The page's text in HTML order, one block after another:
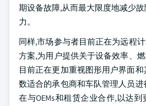
期设备故障,从而最大限度地减少
力。
同样,市场参与者目前正在为远程
方案,为用户提供关于设备效率、
目前正在更加重视图形用户界面
数适合的承包商和车队管理人员
在与OEMs和租赁企业合作,以达